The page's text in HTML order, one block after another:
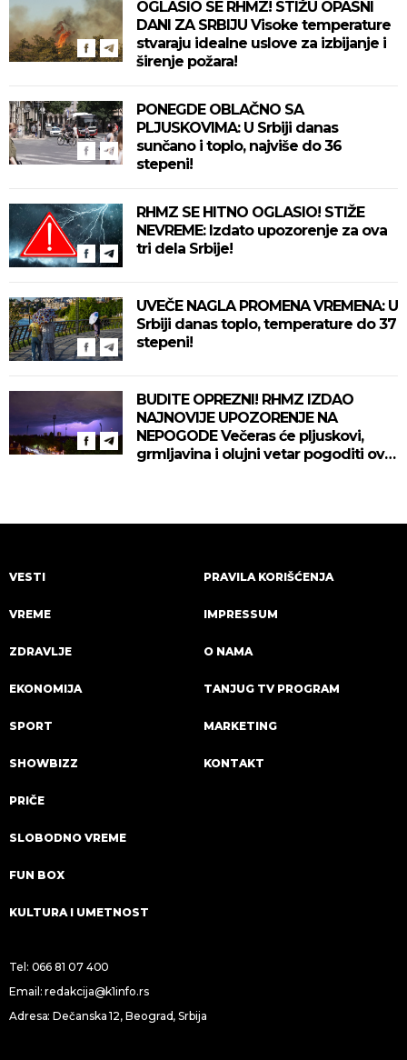
OGLASIO SE RHMZ! STIŽU OPASNI
DANI ZA SRBIJU Visoke temperature
stvaraju idealne uslove za izbijanje i
širenje požara!
PONEGDE OBLAČNO SA
PLJUSKOVIMA: U Srbiji danas
sunčano i toplo, najviše do 36
stepeni!
RHMZ SE HITNO OGLASIO! STIŽE
NEVREME: Izdato upozorenje za ova
tri dela Srbije!
UVEČE NAGLA PROMENA VREMENA: U
Srbiji danas toplo, temperature do 37
stepeni!
BUDITE OPREZNI! RHMZ IZDAO
NAJNOVIJE UPOZORENJE NA
NEPOGODE Večeras će pljuskovi,
grmljavina i olujni vetar pogoditi ove
VESTI
VREME
ZDRAVLJE
EKONOMIJA
SPORT
SHOWBIZZ
PRIČE
SLOBODNO VREME
FUN BOX
KULTURA I UMETNOST
PRAVILA KORIŠĆENJA
IMPRESSUM
O NAMA
TANJUG TV PROGRAM
MARKETING
KONTAKT
Tel: 066 81 07 400
Email:redakcija@k1info.rs
Adresa: Dečanska 12, Beograd, Srbija